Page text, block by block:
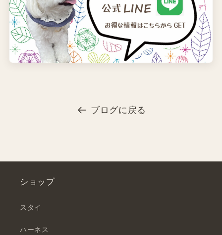
ブログに戻る
ショップ
スタイ
ハーネス